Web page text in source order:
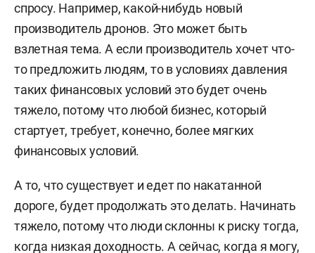
спросу. Например, какой-нибудь новый
производитель дронов. Это может быть
взлетная тема. А если производитель хочет что-
то предложить людям, то в условиях давления
таких финансовых условий это будет очень
тяжело, потому что любой бизнес, который
стартует, требует, конечно, более мягких
финансовых условий.
А то, что существует и едет по накатанной
дороге, будет продолжать это делать. Начинать
тяжело, потому что люди склонны к риску тогда,
когда низкая доходность. А сейчас, когда я могу,